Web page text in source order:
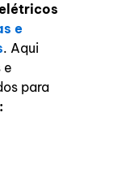
e
. Aqui
e
para